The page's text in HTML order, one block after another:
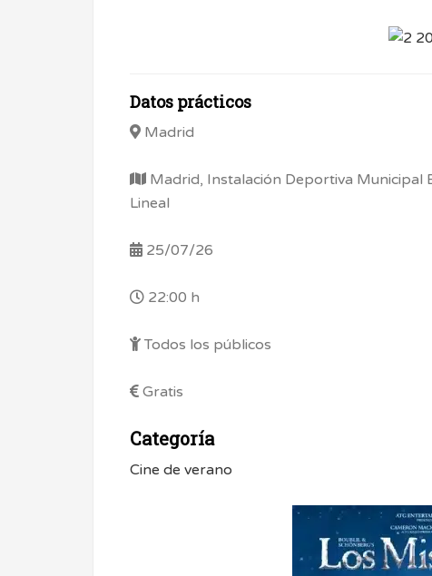
Datos prácticos
Madrid
Madrid, Instalación Deportiva Municipal
Lineal
25/07/26
22:00 h
Todos los públicos
Gratis
Categoría
Cine de verano